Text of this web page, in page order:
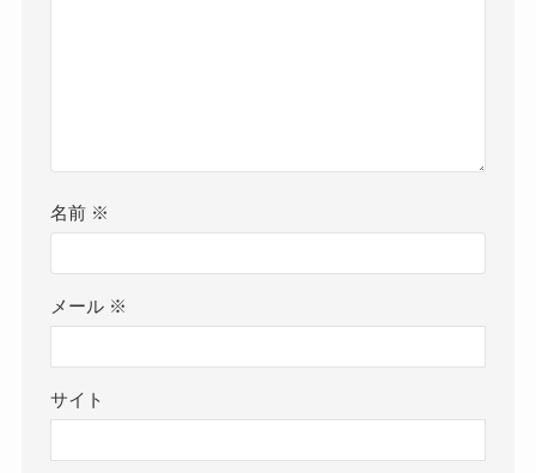
名前 ※
メール ※
サイト